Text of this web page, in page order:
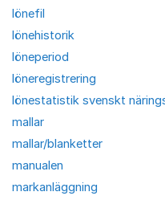
lönefil
lönehistorik
löneperiod
löneregistrering
lönestatistik svenskt
mallar
mallar/blanketter
manualen
markanläggning